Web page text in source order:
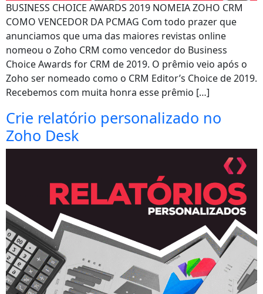
BUSINESS CHOICE AWARDS 2019 NOMEIA ZOHO CRM
COMO VENCEDOR DA PCMAG Com todo prazer que
anunciamos que uma das maiores revistas online
nomeou o Zoho CRM como vencedor do Business
Choice Awards for CRM de 2019. O prêmio veio após o
Zoho ser nomeado como o CRM Editor’s Choice de 2019.
Recebemos com muita honra esse prêmio […]
Crie relatório personalizado no
Zoho Desk